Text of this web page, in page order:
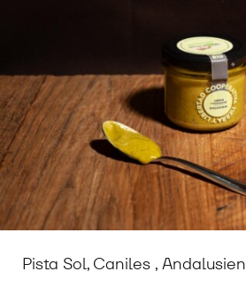
Pista Sol, Caniles , Andalusien